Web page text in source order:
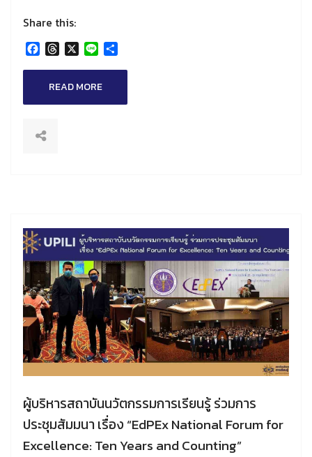
Share this:
Facebook
Threads
X Line
READ MORE
ผู้บริหารสถาบันนวัตกรรมการเรียนรู้ ร่วมการ
ประชุมสัมมนา เรื่อง “EdPEx National Forum for
Excellence: Ten Years and Counting”